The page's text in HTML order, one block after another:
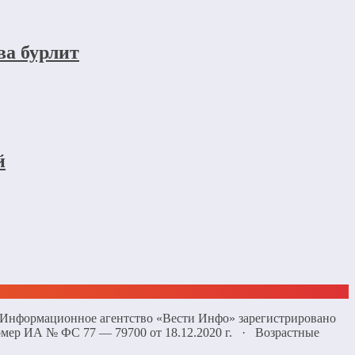
бурлит
агентство «Вести Инфо» зарегистрировано
ИА № ФС 77 — 79700 от 18.12.2020 г. · Возрастные